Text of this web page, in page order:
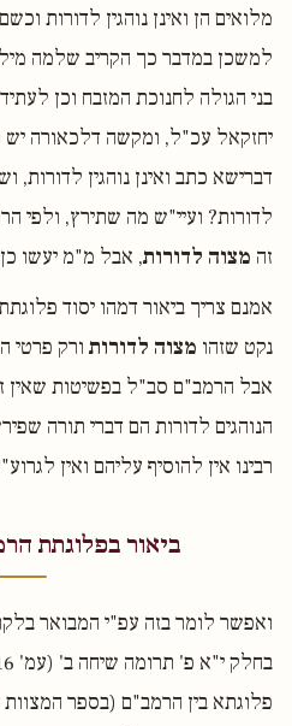
מלואים הן ואינן נוהגין לדורות
למשכן במדבר כך הקריב שלמה
בני הגולה לחנוכת המזבח וכן
יחזקאל עכ"ל, ומקשה דלכאורה
דברישא כתב ואינן נוהגין לדורות,
לדורות? ועיי"ש מה שתירץ, ולפי
זה מצוה לדורות, אבל מ"מ יעשו כן
אמנם צריך ביאור דמהו יסוד
נקט שזהו מצוה לדורות ורק פרטי
אבל הרמב"ם סב"ל בפשיטות שאין
הנוהגים לדורות הם דברי תורה
רבינו אין להוסיף עליהם ואין
ביאור בפלוגתת
ואפשר לומר בזה עפ"י המבואר
פלוגתא בין הרמב"ם (בספר